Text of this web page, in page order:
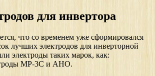
для инвертора
что со временем уже сформировался
лучших электродов для инверторной
электроды таких марок, как:
МР-3С и АНО.